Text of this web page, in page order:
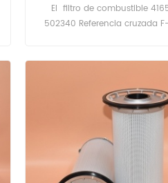
El filtro de combustible
502340 Referencia cruzada